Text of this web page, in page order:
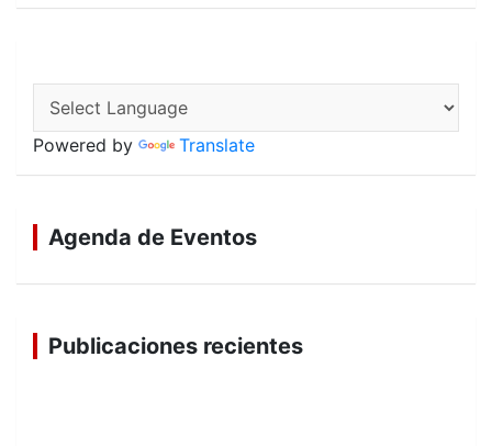
Powered by Translate
Agenda de Eventos
Publicaciones recientes